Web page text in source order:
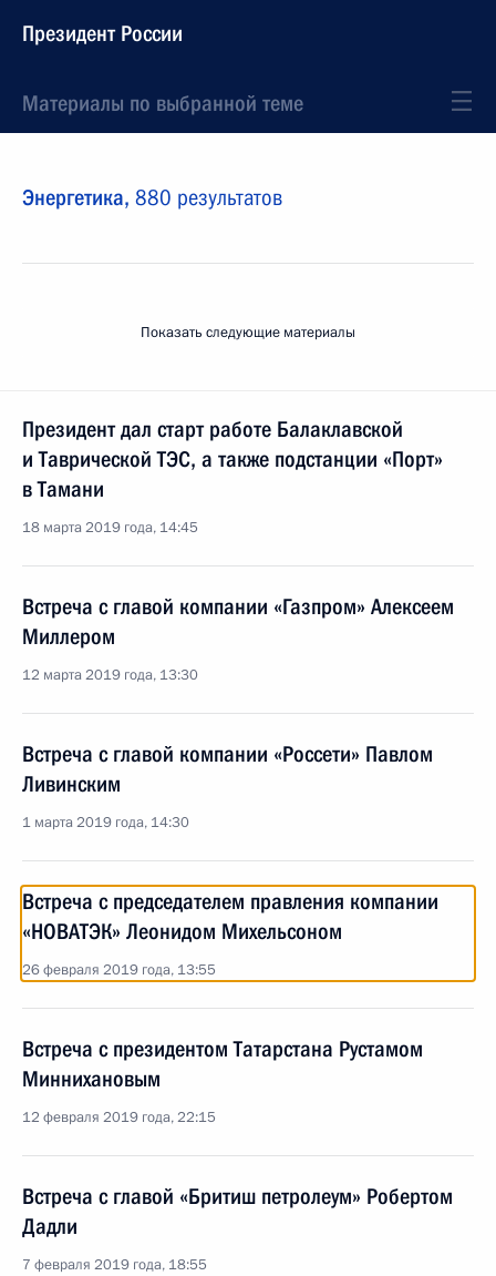
Президент России
Материалы по выбранной теме
Энергетика, 880 результатов
Показать следующие материалы
Президент дал старт работе Балаклавской
и Таврической ТЭС, а также подстанции «Порт»
в Тамани
18 марта 2019 года, 14:45
Встреча с главой компании «Газпром» Алексеем
Миллером
12 марта 2019 года, 13:30
Встреча с главой компании «Россети» Павлом
Ливинским
1 марта 2019 года, 14:30
Встреча с председателем правления компании
«НОВАТЭК» Леонидом Михельсоном
26 февраля 2019 года, 13:55
Встреча с президентом Татарстана Рустамом
Миннихановым
12 февраля 2019 года, 22:15
Встреча с главой «Бритиш петролеум» Робертом
Дадли
7 февраля 2019 года, 18:55